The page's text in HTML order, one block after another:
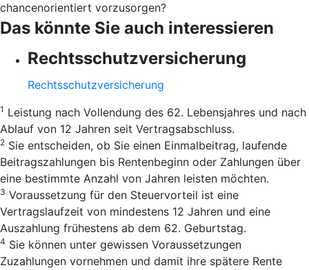
chancenorientiert vorzusorgen?
Das könnte Sie auch interessieren
Rechtsschutzversicherung
Rechtsschutzversicherung
1 Leistung nach Vollendung des 62. Lebensjahres und nach
Ablauf von 12 Jahren seit Vertragsabschluss.
2 Sie entscheiden, ob Sie einen Einmalbeitrag, laufende
Beitragszahlungen bis Rentenbeginn oder Zahlungen über
eine bestimmte Anzahl von Jahren leisten möchten.
3 Voraussetzung für den Steuervorteil ist eine
Vertragslaufzeit von mindestens 12 Jahren und eine
Auszahlung frühestens ab dem 62. Geburtstag.
4 Sie können unter gewissen Voraussetzungen
Zuzahlungen vornehmen und damit ihre spätere Rente